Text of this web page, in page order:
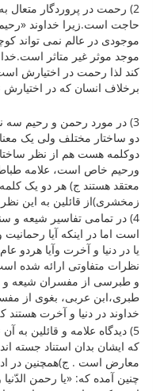
2) رحمت در پروردگار متعال
حاجت است.زیرا خداوند
موجودی در عالم نمی تواند
موجد موثر غیر متاثر
کند لذا رحمت در اختیارش
برخلاف انسان که در
3) در مورد رحمن و رحیم سه
دو ساختار مختلف ولی یک
دوکلمه هست هم از نظر
ورحیم خاص است، علامه
معتقد هستند ج) هر دو یک
زمخشری)از قائلین به این
4) در تمامی تفاسیر شیعه
است اما در اینکه آیا
یا در دنیا و آخرت وآیا هردو
نظرات متفاوتی ارائه شده
و طبرسی از مفسران شیعه و
طبری،ابن عربی، بغوی از
خداوند در دنیا و آخرت
5) دیدگاه علامه و قائلین
که ایشان بدان استناد جسته
معارض است . ج)همچنین در
چنین آمده که: «یا رحمن